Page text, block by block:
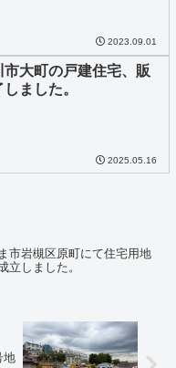
2023.09.01
市大町の戸建住宅、販
ました。
2025.05.16
市岩槻区原町にて住宅用地
立しました。
地